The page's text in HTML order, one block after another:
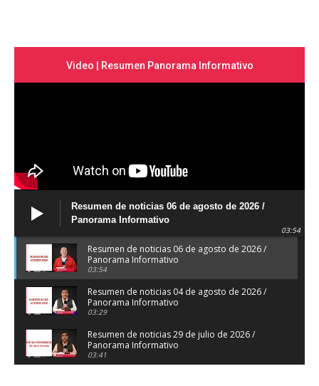
Video | Resumen Panorama Informativo
Resumen de noticias 06 de agosto de 2026 /
Panorama Informativo
03:54
Resumen de noticias 06 de agosto de 2026 /
Panorama Informativo
03:54
Resumen de noticias 04 de agosto de 2026 /
Panorama Informativo
03:29
Resumen de noticias 29 de julio de 2026 /
Panorama Informativo
03:41